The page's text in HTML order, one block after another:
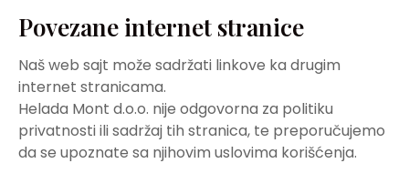
Povezane internet stranice
Naš web sajt može sadržati linkove ka drugim
internet stranicama.
Helada Mont d.o.o. nije odgovorna za politiku
privatnosti ili sadržaj tih stranica, te preporučujemo
da se upoznate sa njihovim uslovima korišćenja.